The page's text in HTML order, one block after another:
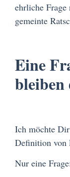
ehrliche Frage
gemeinte
Eine
Ich möchte
Definition von
Nur eine